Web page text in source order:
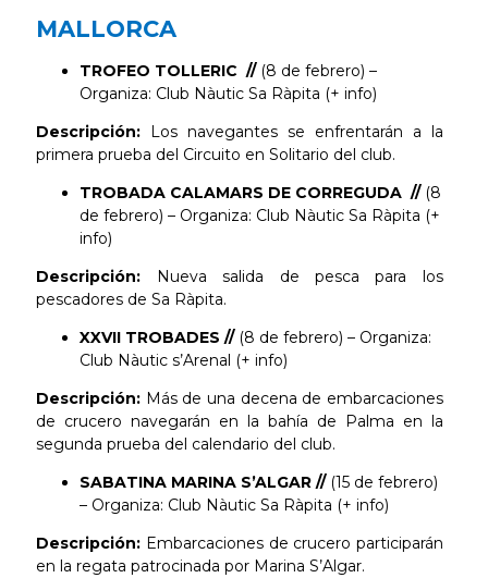
MALLORCA
TROFEO TOLLERIC // (8 de febrero) –
Organiza: Club Nàutic Sa Ràpita (+ info)
Descripción: Los navegantes se enfrentarán a la
primera prueba del Circuito en Solitario del club.
TROBADA CALAMARS DE CORREGUDA // (8
de febrero) – Organiza: Club Nàutic Sa Ràpita (+
info)
Descripción: Nueva salida de pesca para los
pescadores de Sa Ràpita.
XXVII TROBADES // (8 de febrero) – Organiza:
Club Nàutic s’Arenal (+ info)
Descripción: Más de una decena de embarcaciones
de crucero navegarán en la bahía de Palma en la
segunda prueba del calendario del club.
SABATINA MARINA S’ALGAR // (15 de febrero)
– Organiza: Club Nàutic Sa Ràpita (+ info)
Descripción: Embarcaciones de crucero participarán
en la regata patrocinada por Marina S’Algar.